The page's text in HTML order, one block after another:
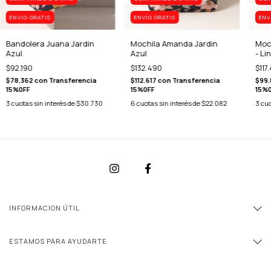
ENVÍO GRATIS
Bandolera Juana Jardin
Azul
$92.190
$78.362 con Transferencia
15%0FF
3cuotas sin interés de$30.730
ENVÍO GRATIS
Mochila Amanda Jardin
Azul
$132.490
$112.617 con Transferencia
15%0FF
6cuotas sin interés de$22.082
-
3
INFORMACION ÚTIL
ESTAMOS PARA AYUDARTE